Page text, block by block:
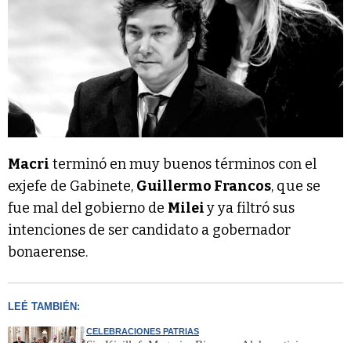
Macri terminó en muy buenos términos con el
exjefe de Gabinete, Guillermo Francos, que se
fue mal del gobierno de Mileiy ya filtró sus
intenciones de ser candidato a gobernador
bonaerense.
LEÉ TAMBIÉN:
CELEBRACIONES PATRIAS